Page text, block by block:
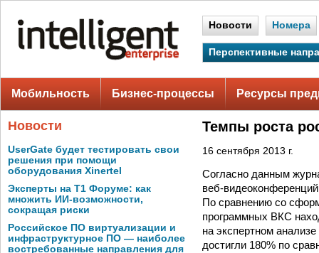
Новости Номера
Перспективные
Мобильность Бизнес-процессы Ресурсы
Новости
UserGate будет тестировать свои
решения при помощи
оборудования Xinertel
Эксперты на Т1 Форуме: как
множить ИИ-возможности,
сокращая риски
Российское ПО виртуализации и
инфраструктурное ПО — наиболее
востребованные направления для
Темпы роста
16 сентября 2013 г.
Согласно данным
веб-
По сравнению со
программных ВКС
на экспертном
достигли 180% по